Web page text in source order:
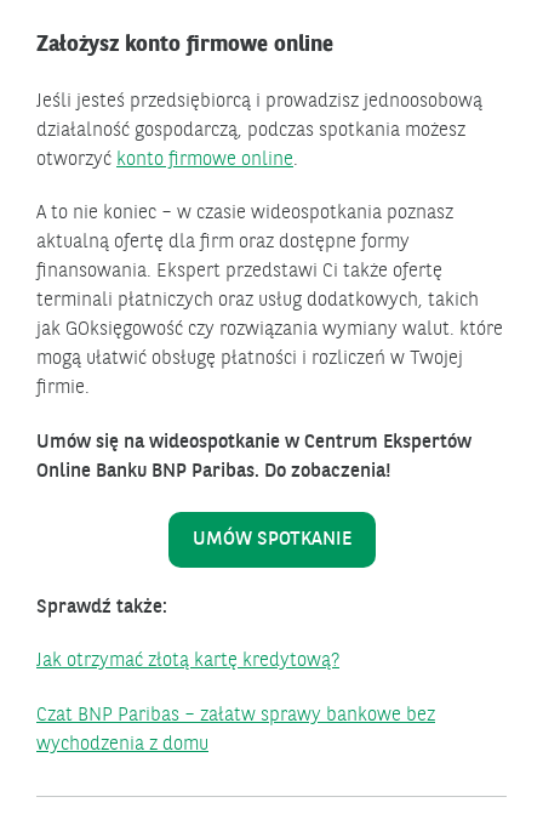
Założysz konto firmowe online
Jeśli jesteś przedsiębiorcą i prowadzisz jednoosobową
działalność gospodarczą, podczas spotkania możesz
otworzyć konto firmowe online.
A to nie koniec – w czasie wideospotkania poznasz
aktualną ofertę dla firm oraz dostępne formy
finansowania. Ekspert przedstawi Ci także ofertę
terminali płatniczych oraz usług dodatkowych, takich
jak GOksięgowość czy rozwiązania wymiany walut. które
mogą ułatwić obsługę płatności i rozliczeń w Twojej
firmie.
Umów się na wideospotkanie w Centrum Ekspertów
Online Banku BNP Paribas. Do zobaczenia!
UMÓW SPOTKANIE
Sprawdź także:
Jak otrzymać złotą kartę kredytową?
Czat BNP Paribas – załatw sprawy bankowe bez
wychodzenia z domu